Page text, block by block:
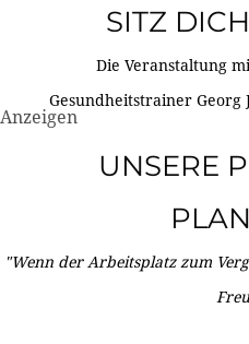
SITZ
Die Veranstaltung
Gesundheitstrainer
Anzeigen
UNSERE
"Wenn der Arbeitsplatz zum